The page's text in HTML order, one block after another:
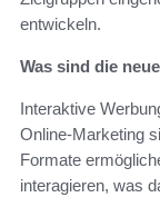
entwickeln.
Was sind die
Interaktive
Online-Marketing
Formate
interagieren, was